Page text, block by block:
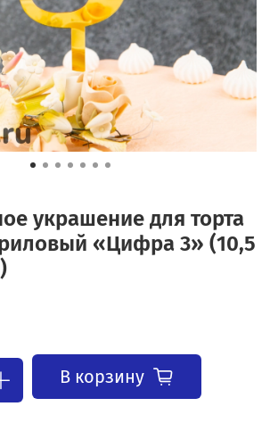
украшение для торта
«Цифра 3» (10,5
В корзину